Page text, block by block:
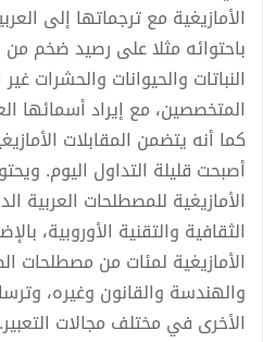
الأمازيغية مع ترجماتها إلى
باحتوائه مثلا على رصيد ضخم من
النباتات والحيوانات والحشرات
المتخصصين، مع إيراد أسمائها
كما أنه يتضمن المقابلات
أصبحت قليلة التداول اليوم.
الأمازيغية للمصطلحات العربية
الثقافية والتقنية الأوروبية،
الأمازيغية لمئات من مصطلحات
والهندسة والقانون وغيره،
الأخرى في مختلف مجالات التعبير.